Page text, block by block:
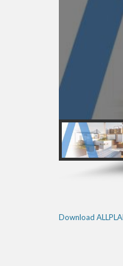
Download